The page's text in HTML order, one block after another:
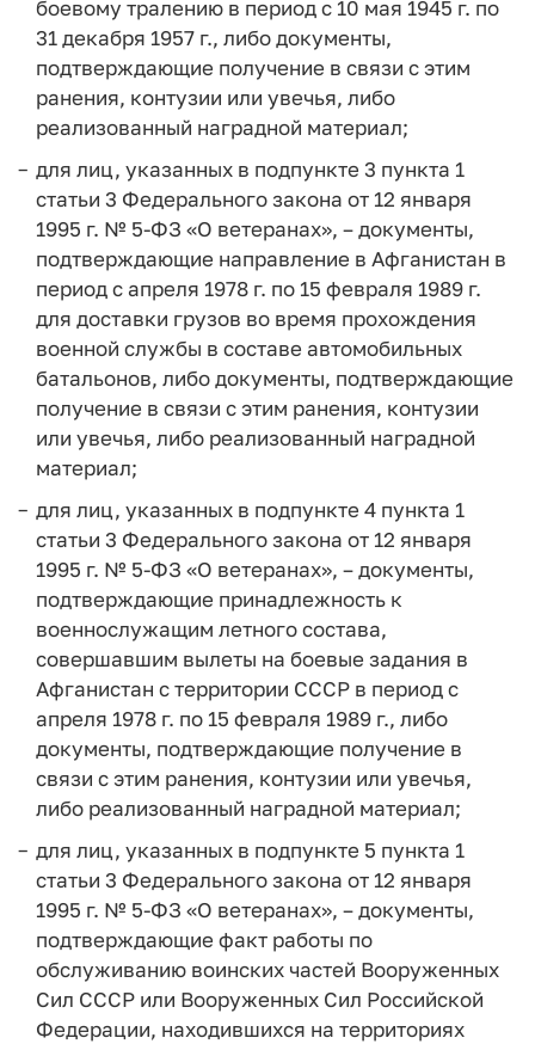
боевому тралению в период с 10 мая 1945 г. по
31 декабря 1957 г., либо документы,
подтверждающие получение в связи с этим
ранения, контузии или увечья, либо
реализованный наградной материал;
для лиц, указанных в подпункте 3 пункта 1
статьи 3 Федерального закона от 12 января
1995 г. № 5-ФЗ «О ветеранах», – документы,
подтверждающие направление в Афганистан в
период с апреля 1978 г. по 15 февраля 1989 г.
для доставки грузов во время прохождения
военной службы в составе автомобильных
батальонов, либо документы, подтверждающие
получение в связи с этим ранения, контузии
или увечья, либо реализованный наградной
материал;
для лиц, указанных в подпункте 4 пункта 1
статьи 3 Федерального закона от 12 января
1995 г. № 5-ФЗ «О ветеранах», – документы,
подтверждающие принадлежность к
военнослужащим летного состава,
совершавшим вылеты на боевые задания в
Афганистан с территории СССР в период с
апреля 1978 г. по 15 февраля 1989 г., либо
документы, подтверждающие получение в
связи с этим ранения, контузии или увечья,
либо реализованный наградной материал;
для лиц, указанных в подпункте 5 пункта 1
статьи 3 Федерального закона от 12 января
1995 г. № 5-ФЗ «О ветеранах», – документы,
подтверждающие факт работы по
обслуживанию воинских частей Вооруженных
Сил СССР или Вооруженных Сил Российской
Федерации, находившихся на территориях